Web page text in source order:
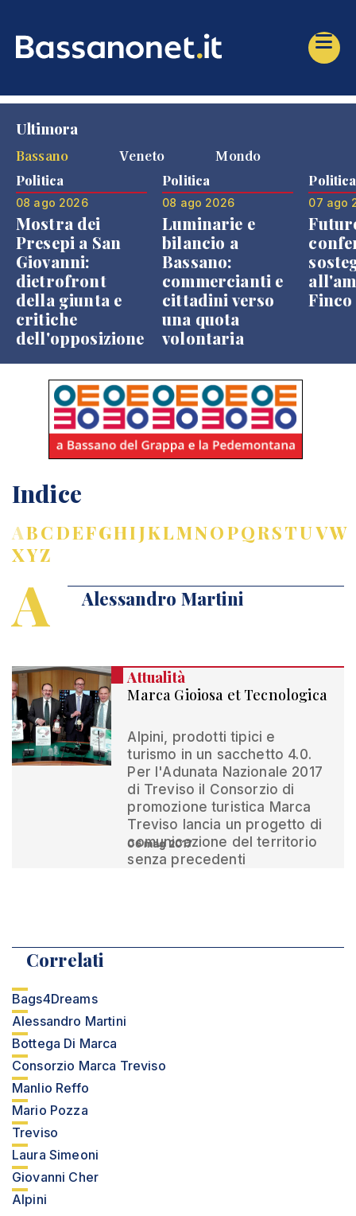
Ultimora
Bassano
Veneto Mondo
Politica
08 ago 2026
Mostra dei
Presepi a San
Giovanni:
dietrofront
della giunta e
critiche
dell'opposizione
Politica
08 ago 2026
Luminarie e
bilancio a
Bassano:
commercianti e
cittadini verso
una quota
volontaria
Politica
07 ago
Finco
Indice
ABCDEFGHIJKLMNOPQRSTUVW
XYZ
A Alessandro Martini
Attualità
Marca Gioiosa et Tecnologica
Alpini, prodotti tipici e
turismo in un sacchetto 4.0.
Per l'Adunata Nazionale 2017
di Treviso il Consorzio di
promozione turistica Marca
Treviso lancia un progetto di
comunicazione del territorio
senza precedenti
06 mag 2017
Correlati
Bags4Dreams
Alessandro Martini
Bottega Di Marca
Consorzio Marca Treviso
Manlio Reffo
Mario Pozza
Treviso
Laura Simeoni
Giovanni Cher
Alpini